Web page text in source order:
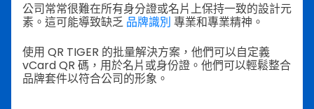
公司常常很難在所有身分證或名片上保持一致的設計元
素。這可能導致缺乏 品牌識別 專業和專業精神。
使用 QR TIGER 的批量解決方案，他們可以自定義
vCard QR 碼，用於名片或身份證。他們可以輕鬆整合
品牌套件以符合公司的形象。